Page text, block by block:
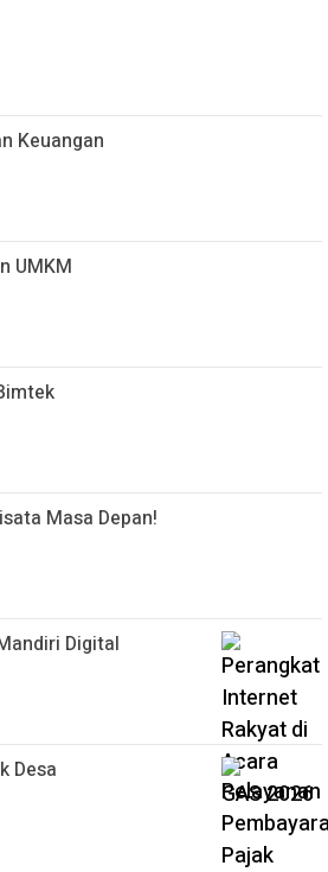
Keuangan
UMKM
Masa Depan!
Digital
Desa